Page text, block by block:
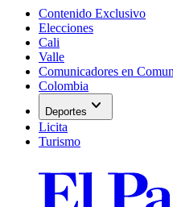
Contenido Exclusivo
Elecciones
Cali
Valle
Comunicadores en
Colombia
Deportes expand_more
Licita
Turismo